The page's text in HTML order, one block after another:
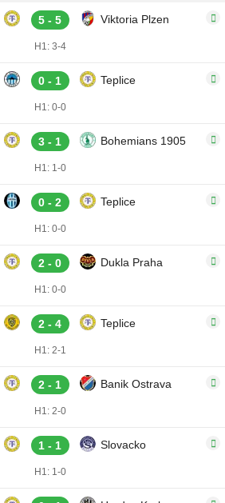
5 - 5 Viktoria Plzen
H1: 3-4
0 - 1 Teplice
H1: 0-0
3 - 1 Bohemians 1905
H1: 1-0
0 - 2 Teplice
H1: 0-0
2 - 0 Dukla Praha
H1: 0-0
2 - 4 Teplice
H1: 2-1
2 - 1 Banik Ostrava
H1: 2-0
1 - 1 Slovacko
H1: 1-0